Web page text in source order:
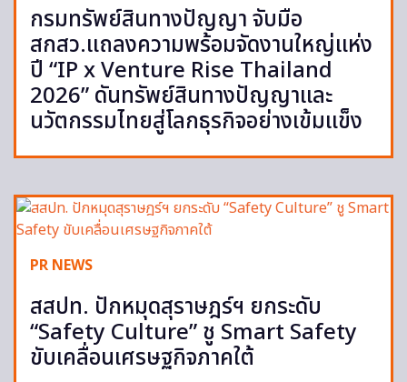
กรมทรัพย์สินทางปัญญา จับมือ
สกสว.แถลงความพร้อมจัดงานใหญ่แห่ง
ปี “IP x Venture Rise Thailand
2026” ดันทรัพย์สินทางปัญญาและ
นวัตกรรมไทยสู่โลกธุรกิจอย่างเข้มแข็ง
PR NEWS
สสปท. ปักหมุดสุราษฎร์ฯ ยกระดับ
“Safety Culture” ชู Smart Safety
ขับเคลื่อนเศรษฐกิจภาคใต้